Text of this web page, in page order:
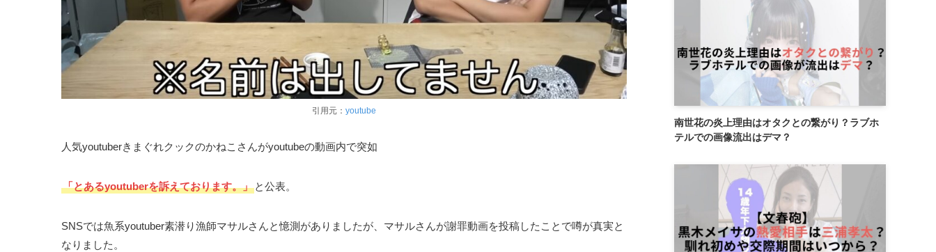
引用元： youtube
人気youtuberきまぐれクックのかねこさんがyoutubeの動画内で突如
「とあるyoutuberを訴えております。」 と公表。
SNSでは魚系youtuber素潜り漁師マサルさんと憶測がありましたが、マサルさんが謝罪動画を投稿したことで噂が真実と
なりました。
南世花の炎上理由はオタクとの繋がり？ラブホ
テルでの画像流出はデマ？